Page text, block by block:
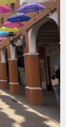
FOTO: AÍDA Q.